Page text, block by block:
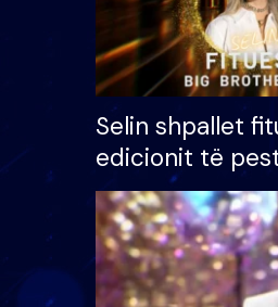
Selin shpallet
edicionit të
Brother VIP,
çmimin e madh
mijë eurosh